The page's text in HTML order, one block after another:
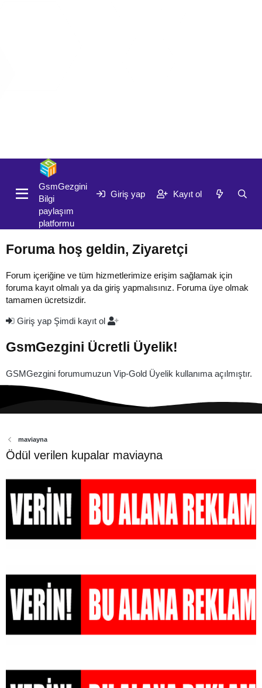
GsmGezgini
Bilgi
paylaşım
platformu
Giriş yap Kayıt ol
Foruma hoş geldin, Ziyaretçi
Forum içeriğine ve tüm hizmetlerimize erişim sağlamak için
foruma kayıt olmalı ya da giriş yapmalısınız. Foruma üye olmak
tamamen ücretsizdir.
Giriş yap Şimdi kayıt ol
GsmGezgini Ücretli Üyelik!
GSMGezgini forumumuzun Vip-Gold Üyelik kullanıma açılmıştır.
maviayna
Ödül verilen kupalar maviayna